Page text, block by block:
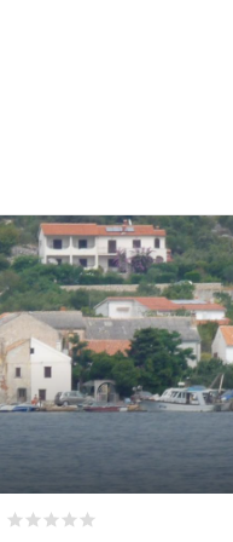
Valutato0